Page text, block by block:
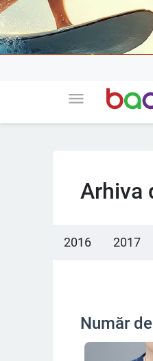
menu
Arhiva
2016 2017
Număr